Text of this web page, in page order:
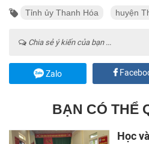
Tỉnh ủy Thanh Hóa huyện
Chia sẻ ý kiến của bạn ...
Zalo
BẠN CÓ THỂ
Học